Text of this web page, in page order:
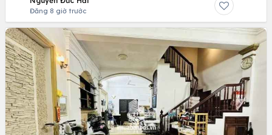
Đăng 8 giờ trước